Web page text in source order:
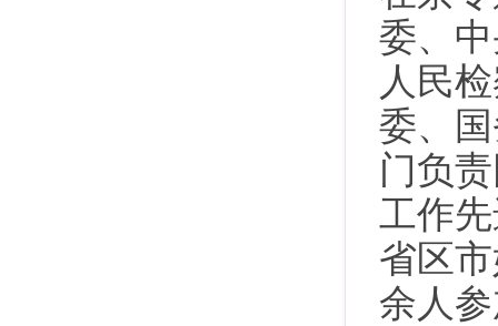
委、
人民
委、
门负
工作
省区
余人